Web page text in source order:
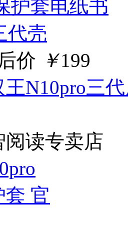
价 ￥199
N10pro三
阅读专卖店